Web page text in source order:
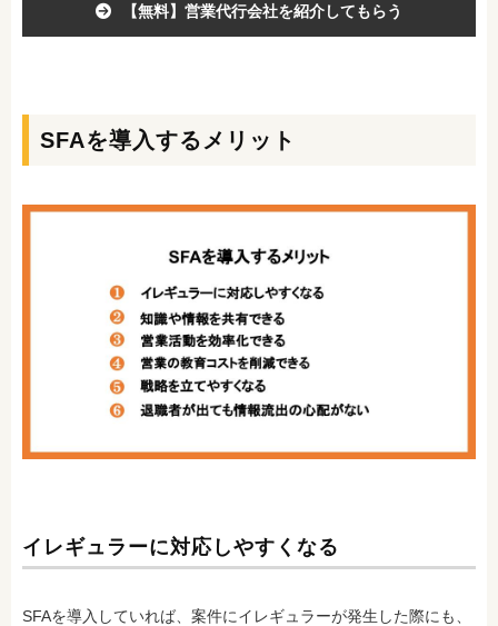
【無料】営業代行会社を紹介してもらう
SFAを導入するメリット
イレギュラーに対応しやすくなる
SFAを導入していれば、案件にイレギュラーが発生した際にも、